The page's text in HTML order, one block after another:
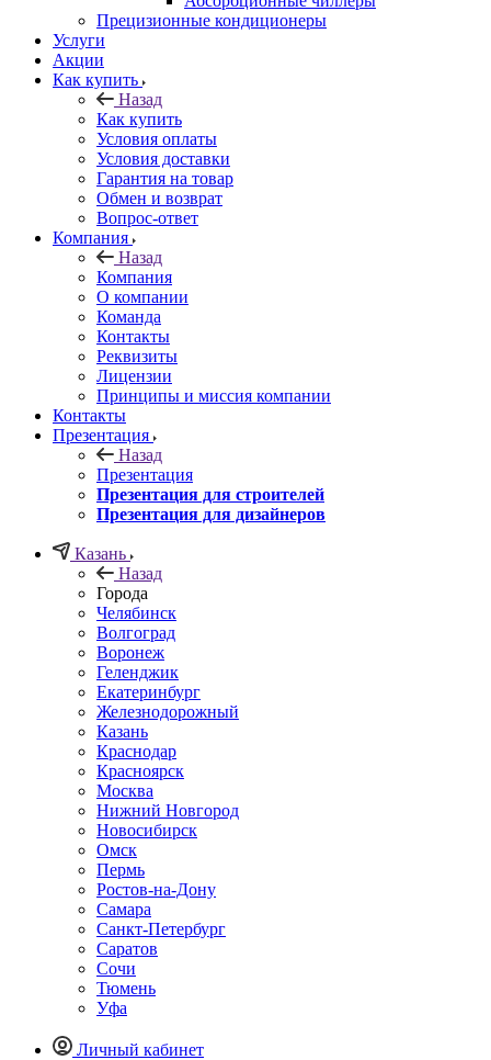
Прецизионные кондиционеры
Услуги
Акции
Как купить
Назад
Как купить
Условия оплаты
Условия доставки
Гарантия на товар
Обмен и возврат
Вопрос-ответ
Компания
Назад
Компания
О компании
Команда
Контакты
Реквизиты
Лицензии
Принципы и миссия компании
Контакты
Презентация
Назад
Презентация
Презентация для строителей
Презентация для дизайнеров
Казань
Назад
Города
Челябинск
Волгоград
Воронеж
Геленджик
Екатеринбург
Железнодорожный
Казань
Краснодар
Красноярск
Москва
Нижний Новгород
Новосибирск
Омск
Пермь
Ростов-на-Дону
Самара
Санкт-Петербург
Саратов
Сочи
Тюмень
Уфа
Личный кабинет